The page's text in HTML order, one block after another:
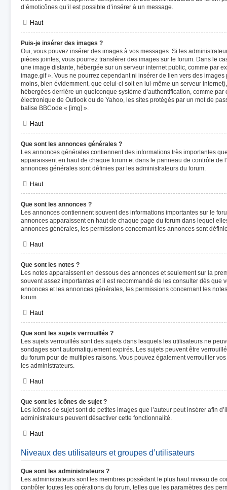
d’émoticônes qu’il est possible d’insérer à un message.
Haut
Puis-je insérer des images ?
Oui, vous pouvez insérer des images à vos messages. Si les
pièces jointes, vous pourrez transférer des images sur le forum. Dans le
une image distante, hébergée sur un serveur internet public, comme par
image.gif ». Vous ne pourrez cependant ni insérer de lien vers des
moins, bien évidemment, que celui-ci soit en lui-même un serveur
hébergées derrière un quelconque système d’authentification, comme
électronique de Outlook ou de Yahoo, les sites protégés par un mot de
balise BBCode « [img] ».
Haut
Que sont les annonces générales ?
Les annonces générales contiennent des informations très importantes
apparaissent en haut de chaque forum et dans le panneau de contrôle de
annonces générales sont définies par les administrateurs du forum.
Haut
Que sont les annonces ?
Les annonces contiennent souvent des informations importantes sur le
annonces apparaissent en haut de chaque page du forum dans lequel
annonces générales, les permissions concernant les annonces sont
Haut
Que sont les notes ?
Les notes apparaissent en dessous des annonces et seulement sur la
souvent assez importantes et il est recommandé de les consulter dès que
annonces et les annonces générales, les permissions concernant les
forum.
Haut
Que sont les sujets verrouillés ?
Les sujets verrouillés sont des sujets dans lesquels les utilisateurs ne
sondages sont automatiquement expirés. Les sujets peuvent être
du forum pour de multiples raisons. Vous pouvez également verrouiller
les administrateurs.
Haut
Que sont les icônes de sujet ?
Les icônes de sujet sont de petites images que l’auteur peut insérer afin
administrateurs peuvent désactiver cette fonctionnalité.
Haut
Niveaux des utilisateurs et groupes d’utilisateurs
Que sont les administrateurs ?
Les administrateurs sont les membres possédant le plus haut niveau de
contrôler toutes les opérations du forum, telles que les paramètres des